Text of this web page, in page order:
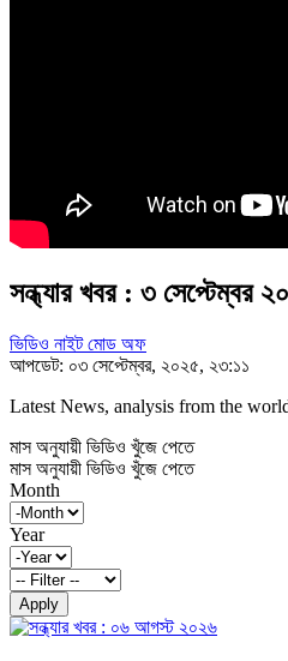
সন্ধ্যার খবর : ৩ সেপ্টেম্বর
ভিডিও নাইট মোড অফ
আপডেট: ০৩ সেপ্টেম্বর, ২০২৫, ২৩:১১
Latest News, analysis from the
মাস অনুযায়ী ভিডিও খুঁজে পেতে
মাস অনুযায়ী ভিডিও খুঁজে পেতে
Month
Year
Apply